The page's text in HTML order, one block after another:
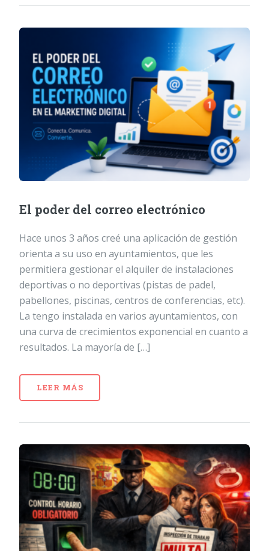
El poder del correo electrónico
Hace unos 3 años creé una aplicación de gestión
orienta a su uso en ayuntamientos, que les
permitiera gestionar el alquiler de instalaciones
deportivas o no deportivas (pistas de padel,
pabellones, piscinas, centros de conferencias, etc).
La tengo instalada en varios ayuntamientos, con
una curva de crecimientos exponencial en cuanto a
resultados. La mayoría de […]
LEER MÁS